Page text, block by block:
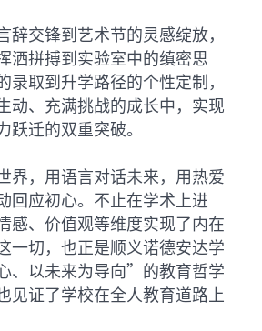
辞交锋到艺术节的灵感绽放，
洒拼搏到实验室中的缜密思
录取到升学路径的个性定制，
动、充满挑战的成长中，实现
跃迁的双重突破。
界，用语言对话未来，用热爱
回应初心。不止在学术上进
感、价值观等维度实现了内在
一切，也正是顺义诺德安达学
、以未来为导向”的教育哲学
见证了学校在全人教育道路上